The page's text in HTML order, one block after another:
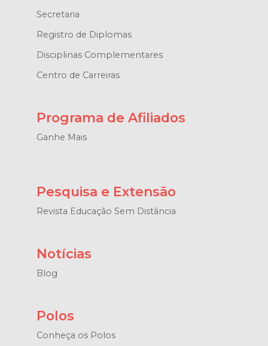
Secretaria
Registro de Diplomas
Disciplinas Complementares
Centro de Carreiras
Programa de Afiliados
Ganhe Mais
Pesquisa e Extensão
Revista Educação Sem Distância
Notícias
Blog
Polos
Conheça os Polos